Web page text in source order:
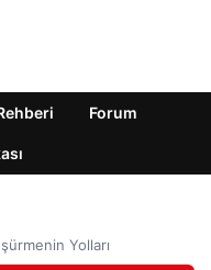
Forum
Yolları